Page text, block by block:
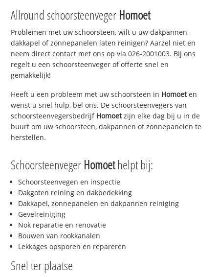
Allround schoorsteenveger Homoet
Problemen met uw schoorsteen, wilt u uw dakpannen,
dakkapel of zonnepanelen laten reinigen? Aarzel niet en
neem direct contact met ons op via 026-2001003. Bij ons
regelt u een schoorsteenveger of offerte snel en
gemakkelijk!
Heeft u een probleem met uw schoorsteen in Homoeten
wenst u snel hulp, bel ons. De schoorsteenvegers van
schoorsteenvegersbedrijf Homoetzijn elke dag bij u in de
buurt om uw schoorsteen, dakpannen of zonnepanelen te
herstellen.
Schoorsteenveger Homoethelpt bij:
Schoorsteenvegen en inspectie
Dakgoten reining en dakbedekking
Dakkapel, zonnepanelen en dakpannen reiniging
Gevelreiniging
Nok reparatie en renovatie
Bouwen van rookkanalen
Lekkages opsporen en repareren
Snel ter plaatse